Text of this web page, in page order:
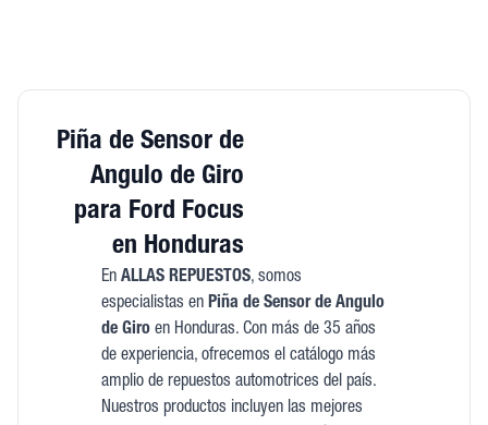
Piña de Sensor de
Angulo de Giro
para Ford Focus
en Honduras
En ALLAS REPUESTOS, somos
especialistas en Piña de Sensor de Angulo
de Giroen Honduras. Con más de 35 años
de experiencia, ofrecemos el catálogo más
amplio de repuestos automotrices del país.
Nuestros productos incluyen las mejores